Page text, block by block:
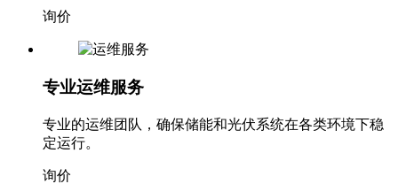
询价
专业运维服务
专业的运维团队，确保储能和光伏系统在各类环境下稳
定运行。
询价